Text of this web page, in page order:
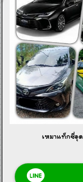
เหมาแท็กซี่อุ